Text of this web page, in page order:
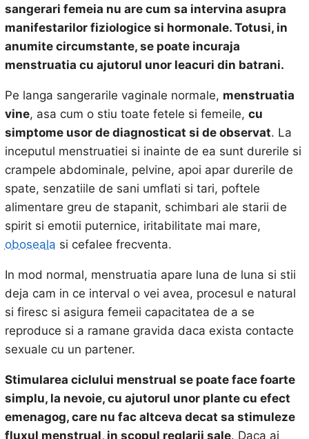
sangerari femeia nu are cum sa intervina asupra
manifestarilor fiziologice si hormonale. Totusi, in
anumite circumstante, se poate incuraja
menstruatia cu ajutorul unor leacuri din batrani.
Pe langa sangerarile vaginale normale, menstruatia
vine, asa cum o stiu toate fetele si femeile, cu
simptome usor de diagnosticat si de observat. La
inceputul menstruatiei si inainte de ea sunt durerile si
crampele abdominale, pelvine, apoi apar durerile de
spate, senzatiile de sani umflati si tari, poftele
alimentare greu de stapanit, schimbari ale starii de
spirit si emotii puternice, iritabilitate mai mare,
oboseala si cefalee frecventa.
In mod normal, menstruatia apare luna de luna si stii
deja cam in ce interval o vei avea, procesul e natural
si firesc si asigura femeii capacitatea de a se
reproduce si a ramane gravida daca exista contacte
sexuale cu un partener.
Stimularea ciclului menstrual se poate face foarte
simplu, la nevoie, cu ajutorul unor plante cu efect
emenagog, care nu fac altceva decat sa stimuleze
fluxul menstrual, in scopul reglarii sale. Daca ai